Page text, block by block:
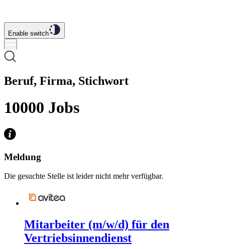
Enable switch
Beruf, Firma, Stichwort
10000 Jobs
Meldung
Die gesuchte Stelle ist leider nicht mehr verfügbar.
Mitarbeiter (m/w/d) für den
Vertriebsinnendienst